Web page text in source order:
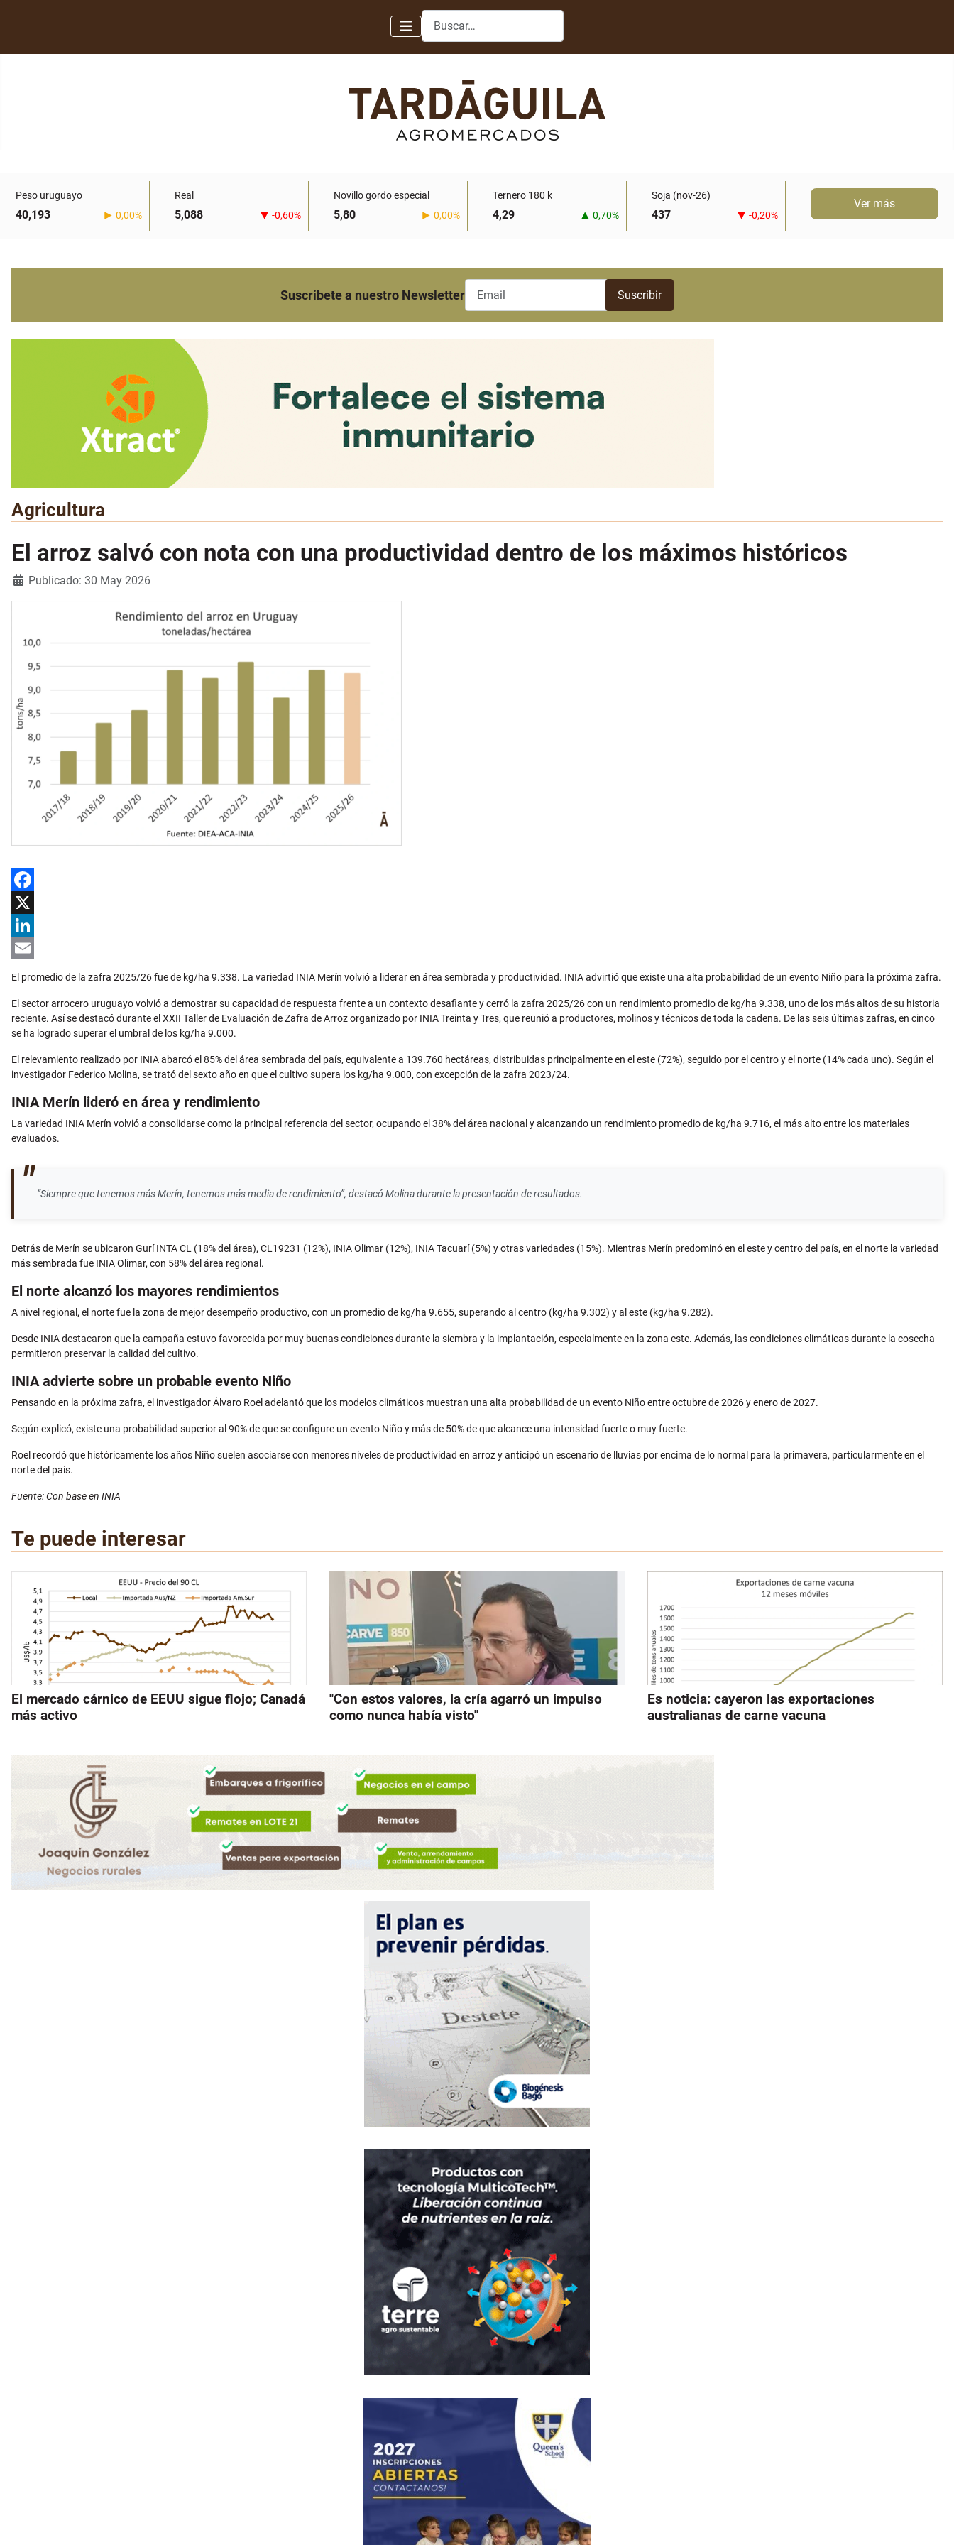
Buscar
Peso uruguayo
40,193 0,00%
Real
5,088 -0,60%
Novillo gordo especial
5,80 0,00%
Ternero 180 k
4,29 0,70%
Soja (nov-26)
437 -0,20%
Ver más
Suscribete a nuestro Newsletter
Agricultura
El arroz salvó con nota con una productividad dentro de los máximos históricos
Detalles
Publicado: 30 May 2026
Facebook
X
LinkedIn
Email
El promedio de la zafra 2025/26 fue de kg/ha 9.338. La variedad INIA Merín volvió a liderar en área sembrada y productividad. INIA advirtió que existe una alta probabilidad de un evento Niño para la próxima zafra.
El sector arrocero uruguayo volvió a demostrar su capacidad de respuesta frente a un contexto desafiante y cerró la zafra 2025/26 con un rendimiento promedio de kg/ha 9.338, uno de los más altos de su historia
reciente. Así se destacó durante el XXII Taller de Evaluación de Zafra de Arroz organizado por INIA Treinta y Tres, que reunió a productores, molinos y técnicos de toda la cadena. De las seis últimas zafras, en cinco
se ha logrado superar el umbral de los kg/ha 9.000.
El relevamiento realizado por INIA abarcó el 85% del área sembrada del país, equivalente a 139.760 hectáreas, distribuidas principalmente en el este (72%), seguido por el centro y el norte (14% cada uno). Según el
investigador Federico Molina, se trató del sexto año en que el cultivo supera los kg/ha 9.000, con excepción de la zafra 2023/24.
INIA Merín lideró en área y rendimiento
La variedad INIA Merín volvió a consolidarse como la principal referencia del sector, ocupando el 38% del área nacional y alcanzando un rendimiento promedio de kg/ha 9.716, el más alto entre los materiales
evaluados.
“Siempre que tenemos más Merín, tenemos más media de rendimiento”, destacó Molina durante la presentación de resultados.
Detrás de Merín se ubicaron Gurí INTA CL (18% del área), CL19231 (12%), INIA Olimar (12%), INIA Tacuarí (5%) y otras variedades (15%). Mientras Merín predominó en el este y centro del país, en el norte la variedad
más sembrada fue INIA Olimar, con 58% del área regional.
El norte alcanzó los mayores rendimientos
A nivel regional, el norte fue la zona de mejor desempeño productivo, con un promedio de kg/ha 9.655, superando al centro (kg/ha 9.302) y al este (kg/ha 9.282).
Desde INIA destacaron que la campaña estuvo favorecida por muy buenas condiciones durante la siembra y la implantación, especialmente en la zona este. Además, las condiciones climáticas durante la cosecha
permitieron preservar la calidad del cultivo.
INIA advierte sobre un probable evento Niño
Pensando en la próxima zafra, el investigador Álvaro Roel adelantó que los modelos climáticos muestran una alta probabilidad de un evento Niño entre octubre de 2026 y enero de 2027.
Según explicó, existe una probabilidad superior al 90% de que se configure un evento Niño y más de 50% de que alcance una intensidad fuerte o muy fuerte.
Roel recordó que históricamente los años Niño suelen asociarse con menores niveles de productividad en arroz y anticipó un escenario de lluvias por encima de lo normal para la primavera, particularmente en el
norte del país.
Fuente: Con base en INIA
Te puede interesar
El mercado cárnico de EEUU sigue flojo; Canadá
más activo
"Con estos valores, la cría agarró un impulso
como nunca había visto"
Es noticia: cayeron las exportaciones
australianas de carne vacuna